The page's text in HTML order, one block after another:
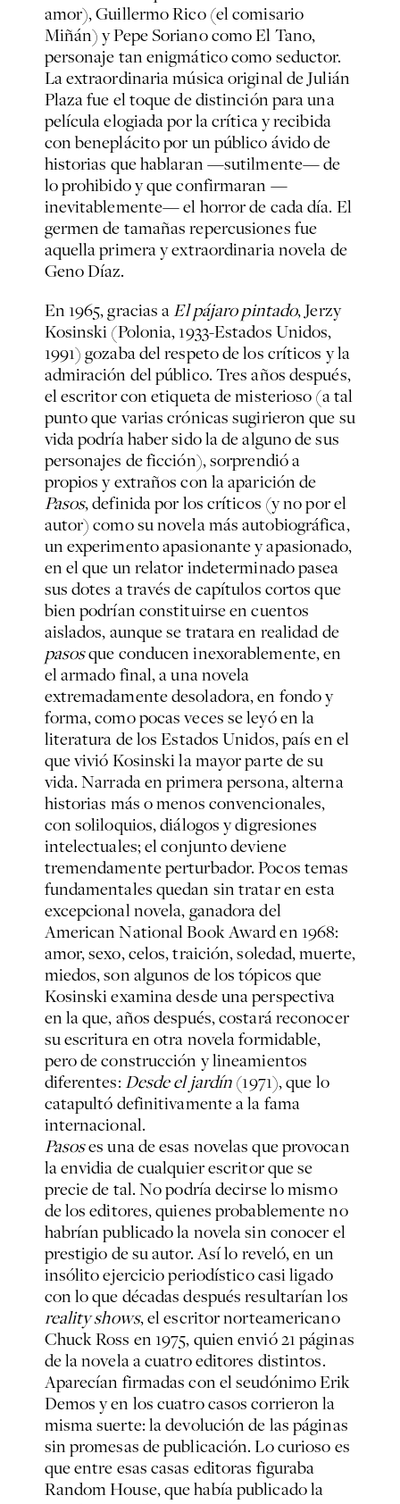
amor), Guillermo Rico (el comisario
Miñán) y Pepe Soriano como El Tano,
personaje tan enigmático como seductor.
La extraordinaria música original de Julián
Plaza fue el toque de distinción para una
película elogiada por la crítica y recibida
con beneplácito por un público ávido de
historias que hablaran —sutilmente— de
lo prohibido y que confirmaran —
inevitablemente— el horror de cada día. El
germen de tamañas repercusiones fue
aquella primera y extraordinaria novela de
Geno Díaz.
En 1965, gracias aEl pájaro pintado, Jerzy
Kosinski (Polonia, 1933-Estados Unidos,
1991) gozaba del respeto de los críticos y la
admiración del público. Tres años después,
el escritor con etiqueta de misterioso (a tal
punto que varias crónicas sugirieron que su
vida podría haber sido la de alguno de sus
personajes de ficción), sorprendió a
propios y extraños con la aparición de
Pasos, definida por los críticos (y no por el
autor) como su novela más autobiográfica,
un experimento apasionante y apasionado,
en el que un relator indeterminado pasea
sus dotes a través de capítulos cortos que
bien podrían constituirse en cuentos
aislados, aunque se tratara en realidad de
pasosque conducen inexorablemente, en
el armado final, a una novela
extremadamente desoladora, en fondo y
forma, como pocas veces se leyó en la
literatura de los Estados Unidos, país en el
que vivió Kosinski la mayor parte de su
vida. Narrada en primera persona, alterna
historias más o menos convencionales,
con soliloquios, diálogos y digresiones
intelectuales; el conjunto deviene
tremendamente perturbador. Pocos temas
fundamentales quedan sin tratar en esta
excepcional novela, ganadora del
American National Book Award en 1968:
amor, sexo, celos, traición, soledad, muerte,
miedos, son algunos de los tópicos que
Kosinski examina desde una perspectiva
en la que, años después, costará reconocer
su escritura en otra novela formidable,
pero de construcción y lineamientos
diferentes:Desde el jardín(1971), que lo
catapultó definitivamente a la fama
internacional.
Pasoses una de esas novelas que provocan
la envidia de cualquier escritor que se
precie de tal. No podría decirse lo mismo
de los editores, quienes probablemente no
habrían publicado la novela sin conocer el
prestigio de su autor. Así lo reveló, en un
insólito ejercicio periodístico casi ligado
con lo que décadas después resultarían los
reality shows, el escritor norteamericano
Chuck Ross en 1975, quien envió 21 páginas
de la novela a cuatro editores distintos.
Aparecían firmadas con el seudónimo Erik
Demos y en los cuatro casos corrieron la
misma suerte: la devolución de las páginas
sin promesas de publicación. Lo curioso es
que entre esas casas editoras figuraba
Random House, que había publicado la